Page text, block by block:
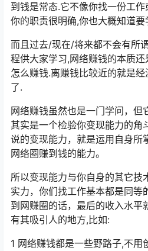
到钱是常态.它不像你找一份工
你的职责很明确,你也大概知道
而且过去/现在/将来都不会有所
程供大家学习,网络赚钱的本质
怎么赚钱.离赚钱比较近的就是
了.
网络赚钱虽然也是一门学问，但
其实是一个检验你变现能力的角
说的变现能力，就是运用自身所
网络圈赚到钱的能力。
所以变现能力与你自身的其它技
实力，你们找工作基本都是同等
到网赚圈的话，最后的收入水平
有其吸引人的地方,比如:
1 网络赚钱都是一些野路子,不用